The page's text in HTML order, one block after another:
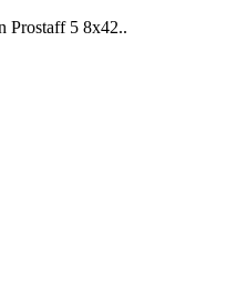
Prostaff 5 8x42..